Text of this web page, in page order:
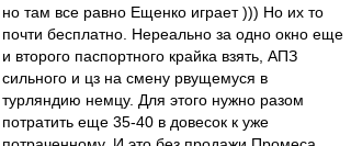
но там все равно Ещенко играет ))) Но их то
почти бесплатно. Нереально за одно окно еще
и второго паспортного крайка взять, АПЗ
сильного и цз на смену рвущемуся в
турляндию немцу. Для этого нужно разом
потратить еще 35-40 в довесок к уже